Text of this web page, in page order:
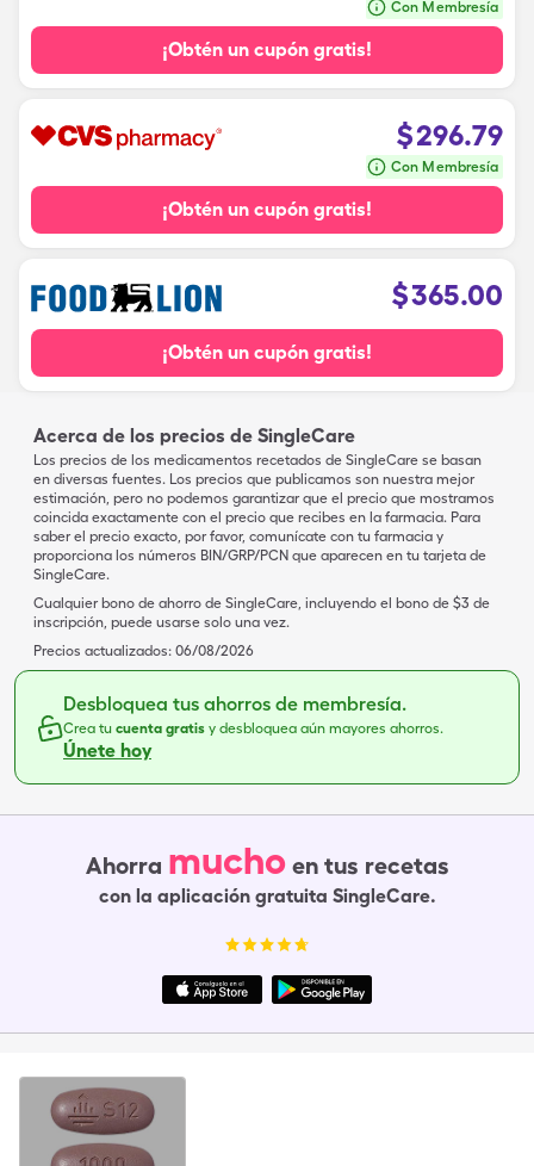
Con Membresía
¡Obtén un cupón gratis!
$296.79
Con Membresía
¡Obtén un cupón gratis!
$365.00
¡Obtén un cupón gratis!
Acerca de los precios de SingleCare
Los precios de los medicamentos recetados de SingleCare se basan
en diversas fuentes. Los precios que publicamos son nuestra mejor
estimación, pero no podemos garantizar que el precio que mostramos
coincida exactamente con el precio que recibes en la farmacia. Para
saber el precio exacto, por favor, comunícate con tu farmacia y
proporciona los números BIN/GRP/PCN que aparecen en tu tarjeta de
SingleCare.
Cualquier bono de ahorro de SingleCare, incluyendo el bono de $3 de
inscripción, puede usarse solo una vez.
Precios actualizados: 06/08/2026
Desbloquea tus ahorros de membresía.
Crea tu cuenta gratis y desbloquea aún mayores ahorros.
Únete hoy
Ahorra mucho en tus recetas
con la aplicación gratuita SingleCare.